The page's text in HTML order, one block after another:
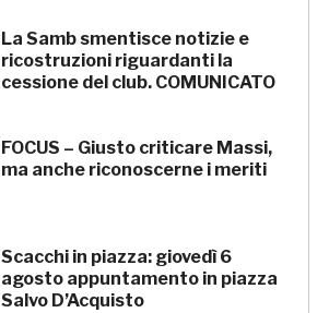
La Samb smentisce notizie e
ricostruzioni riguardanti la
cessione del club. COMUNICATO
FOCUS – Giusto criticare Massi,
ma anche riconoscerne i meriti
Scacchi in piazza: giovedì 6
agosto appuntamento in piazza
Salvo D’Acquisto